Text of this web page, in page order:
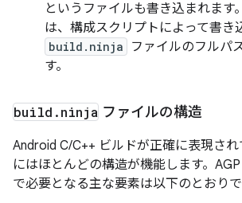
というファイルも書き込まれます
は、構成スクリプトによって書き
build.ninja
ファイルのフルパ
す。
build .ninja ファイルの構造
Android C/C++ ビルドが正確に表現さ
にはほとんどの構造が機能します。
で必要となる主な要素は以下のとおりで